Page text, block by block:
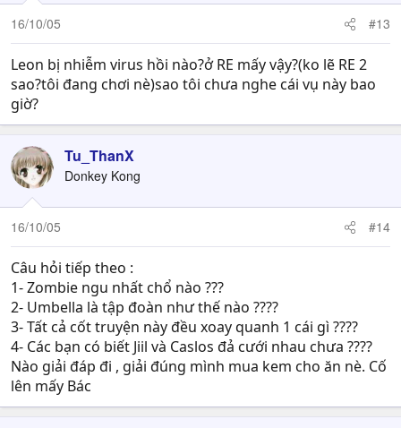
16/10/05 #13
Leon bị nhiễm virus hồi nào?ở RE mấy vậy?(ko lẽ RE 2
sao?tôi đang chơi nè)sao tôi chưa nghe cái vụ này bao
giờ?
Tu_ThanX
Donkey Kong
16/10/05 #14
Câu hỏi tiếp theo :
1- Zombie ngu nhất chổ nào ???
2- Umbella là tập đoàn như thế nào ????
3- Tất cả cốt truyện này đều xoay quanh 1 cái gì ????
4- Các bạn có biết Jiil và Caslos đả cưới nhau chưa ????
Nào giải đáp đi , giải đúng mình mua kem cho ăn nè. Cố
lên mấy Bác